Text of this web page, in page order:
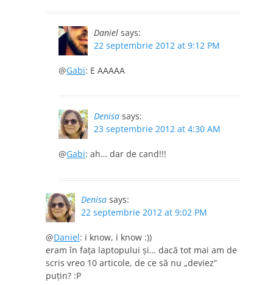
Daniel says:
22 septembrie 2012 at 9:12 PM
@Gabi: E AAAAA
Denisa says:
23 septembrie 2012 at 4:30 AM
@Gabi: ah… dar de cand!!!
Denisa says:
22 septembrie 2012 at 9:02 PM
@Daniel: i know, i know :))
eram în faţa laptopului şi… dacă tot mai am de
scris vreo 10 articole, de ce să nu „deviez”
puţin? :P